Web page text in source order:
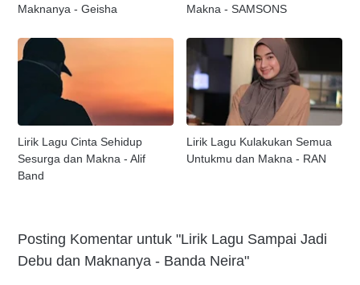
Maknanya - Geisha
Makna - SAMSONS
Lirik Lagu Cinta Sehidup
Sesurga dan Makna - Alif
Band
Lirik Lagu Kulakukan Semua
Untukmu dan Makna - RAN
Posting Komentar untuk "Lirik Lagu Sampai Jadi
Debu dan Maknanya - Banda Neira"